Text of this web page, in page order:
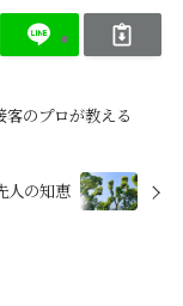
のプロが教える
人の知恵